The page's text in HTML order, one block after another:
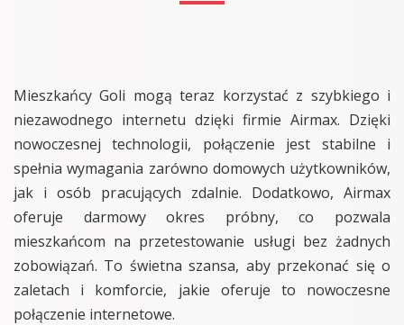
Mieszkańcy Goli mogą teraz korzystać z szybkiego i
niezawodnego internetu dzięki firmie Airmax. Dzięki
nowoczesnej technologii, połączenie jest stabilne i
spełnia wymagania zarówno domowych użytkowników,
jak i osób pracujących zdalnie. Dodatkowo, Airmax
oferuje darmowy okres próbny, co pozwala
mieszkańcom na przetestowanie usługi bez żadnych
zobowiązań. To świetna szansa, aby przekonać się o
zaletach i komforcie, jakie oferuje to nowoczesne
połączenie internetowe.